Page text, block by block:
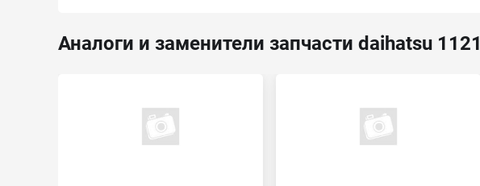
Аналоги и заменители запчасти daihatsu